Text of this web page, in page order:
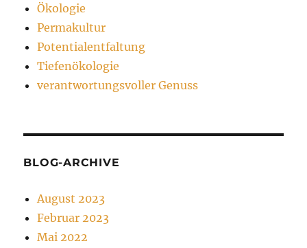
Ökologie
Permakultur
Potentialentfaltung
Tiefenökologie
verantwortungsvoller Genuss
BLOG-ARCHIVE
August 2023
Februar 2023
Mai 2022